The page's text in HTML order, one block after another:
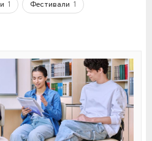
1 Фестивали 1